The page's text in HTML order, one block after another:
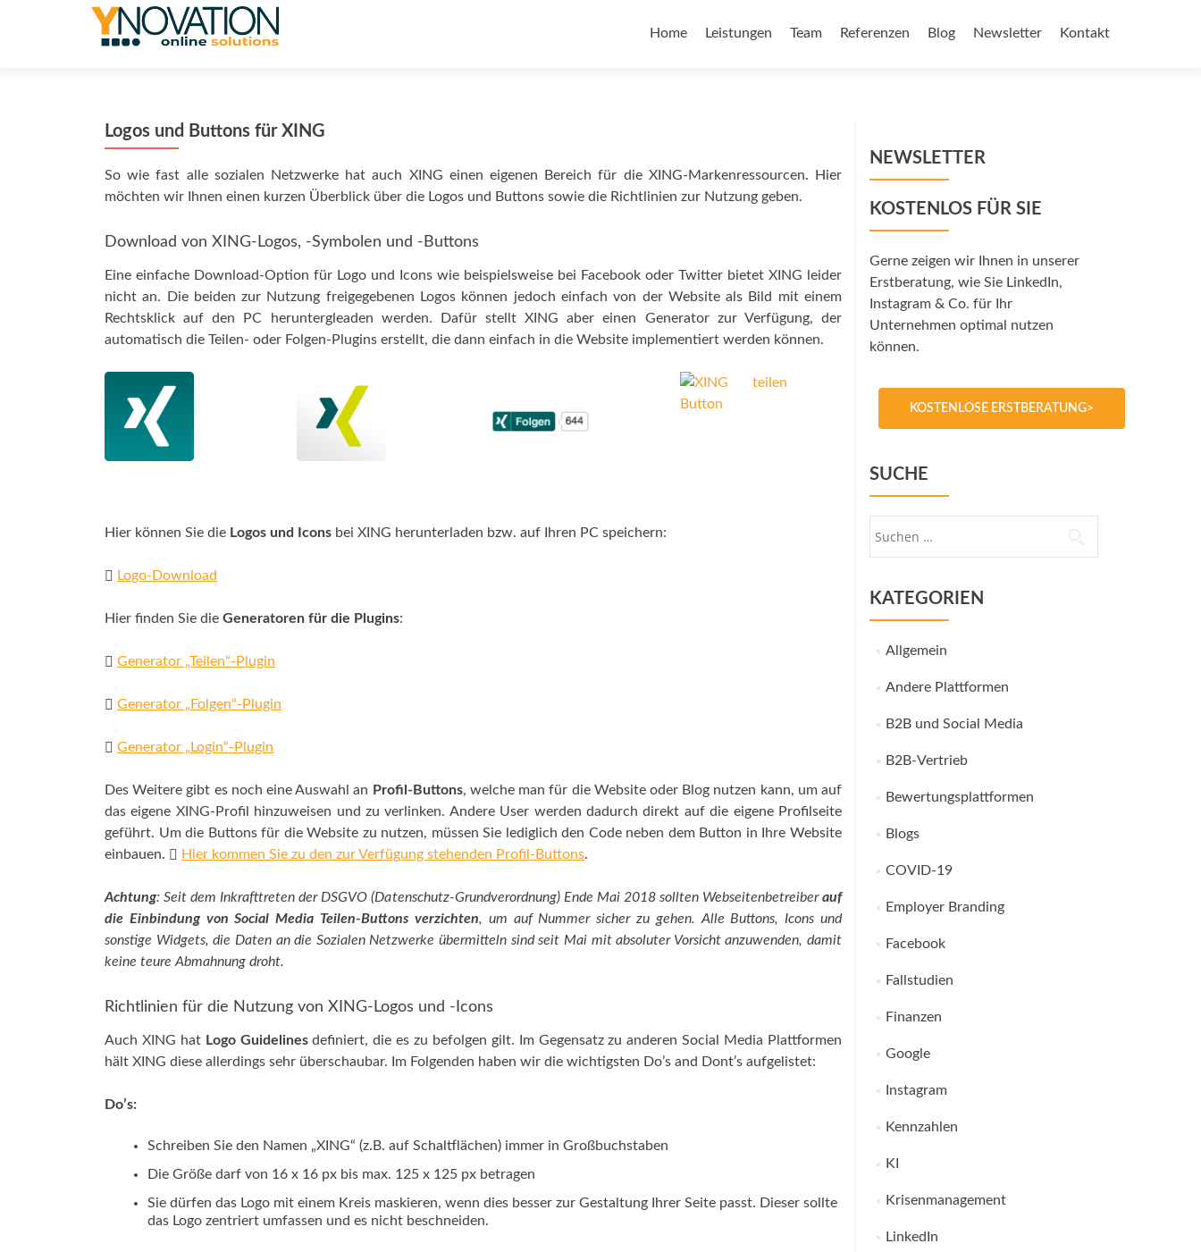
Home Leistungen Team Referenzen Blog Newsletter Kontakt
Logos und Buttons für XING
So wie fast alle sozialen Netzwerke hat auch XING einen eigenen Bereich für die XING-Markenressourcen. Hier
möchten wir Ihnen einen kurzen Überblick über die Logos und Buttons sowie die Richtlinien zur Nutzung geben.
Download von XING-Logos, -Symbolen und -Buttons
Eine einfache Download-Option für Logo und Icons wie beispielsweise bei Facebook oder Twitter bietet XING leider
nicht an. Die beiden zur Nutzung freigegebenen Logos können jedoch einfach von der Website als Bild mit einem
Rechtsklick auf den PC heruntergleaden werden. Dafür stellt XING aber einen Generator zur Verfügung, der
automatisch die Teilen- oder Folgen-Plugins erstellt, die dann einfach in die Website implementiert werden können.
Hier können Sie die Logos und Icons bei XING herunterladen bzw. auf Ihren PC speichern:
Logo-Download
Hier finden Sie die Generatoren für die Plugins:
Generator „Teilen“-Plugin
Generator „Folgen“-Plugin
Generator „Login“-Plugin
Des Weitere gibt es noch eine Auswahl an Profil-Buttons, welche man für die Website oder Blog nutzen kann, um auf
das eigene XING-Profil hinzuweisen und zu verlinken. Andere User werden dadurch direkt auf die eigene Profilseite
geführt. Um die Buttons für die Website zu nutzen, müssen Sie lediglich den Code neben dem Button in Ihre Website
einbauen.
Hier kommen Sie zu den zur Verfügung stehenden Profil-Buttons.
Achtung: Seit dem Inkrafttreten der DSGVO (Datenschutz-Grundverordnung) Ende Mai 2018 sollten Webseitenbetreiberauf
die Einbindung von Social Media Teilen-Buttons verzichten, um auf Nummer sicher zu gehen. Alle Buttons, Icons und
sonstige Widgets, die Daten an die Sozialen Netzwerke übermitteln sind seit Mai mit absoluter Vorsicht anzuwenden, damit
keine teure Abmahnung droht.
Richtlinien für die Nutzung von XING-Logos und -Icons
Auch XING hat Logo Guidelinesdefiniert, die es zu befolgen gilt. Im Gegensatz zu anderen Social Media Plattformen
hält XING diese allerdings sehr überschaubar. Im Folgenden haben wir die wichtigsten Do’s and Dont’s aufgelistet:
Do’s:
Schreiben Sie den Namen „XING“ (z.B. auf Schaltflächen) immer in Großbuchstaben
Die Größe darf von 16 x 16 px bis max. 125 x 125 px betragen
Sie dürfen das Logo mit einem Kreis maskieren, wenn dies besser zur Gestaltung Ihrer Seite passt. Dieser sollte
das Logo zentriert umfassen und es nicht beschneiden.
NEWSLETTER
KOSTENLOS FÜR SIE
Gerne zeigen wir Ihnen in unserer
Erstberatung, wie Sie LinkedIn,
Instagram & Co. für Ihr
Unternehmen optimal nutzen
können.
KOSTENLOSE ERSTBERATUNG>
SUCHE
KATEGORIEN
Allgemein
Andere Plattformen
B2B und Social Media
B2B-Vertrieb
Bewertungsplattformen
Blogs
COVID-19
Employer Branding
Facebook
Fallstudien
Finanzen
Google
Instagram
Kennzahlen
KI
Krisenmanagement
LinkedIn